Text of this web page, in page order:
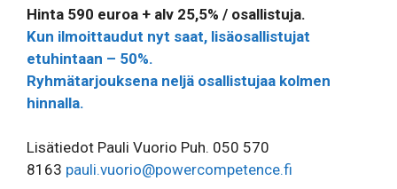
Hinta 590 euroa + alv 25,5% / osallistuja.
Kun ilmoittaudut nyt saat, lisäosallistujat
etuhintaan – 50%.
Ryhmätarjouksena neljä osallistujaa kolmen
hinnalla.
Lisätiedot Pauli Vuorio Puh. 050 570
8163 pauli.vuorio@powercompetence.fi